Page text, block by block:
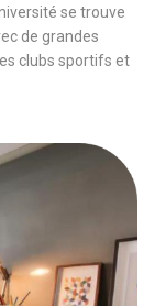
se trouve
de grandes
clubs sportifs et